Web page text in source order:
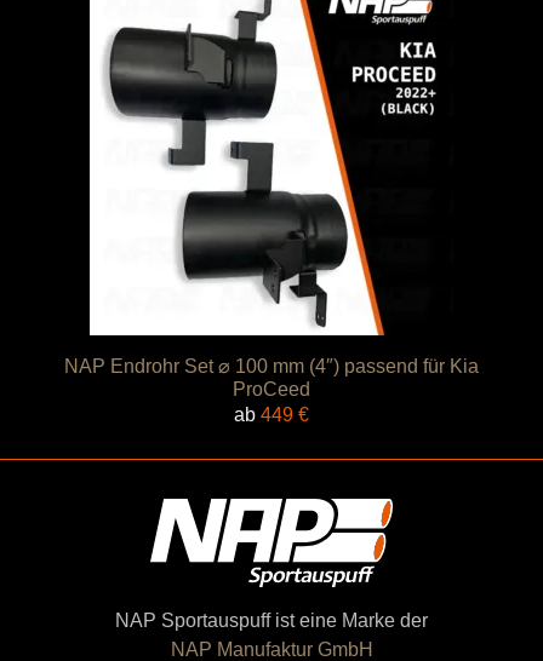
NAP Endrohr Set ⌀ 100 mm (4″) passend für Kia
ProCeed
ab 449 €
NAP Sportauspuff ist eine Marke der
NAP Manufaktur GmbH